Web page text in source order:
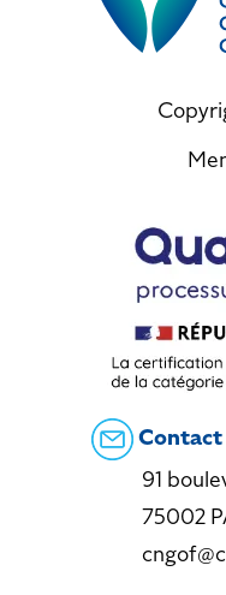
Contact
91
75002